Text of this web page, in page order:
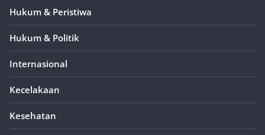
Hukum & Peristiwa
Hukum & Politik
Internasional
Kecelakaan
Kesehatan